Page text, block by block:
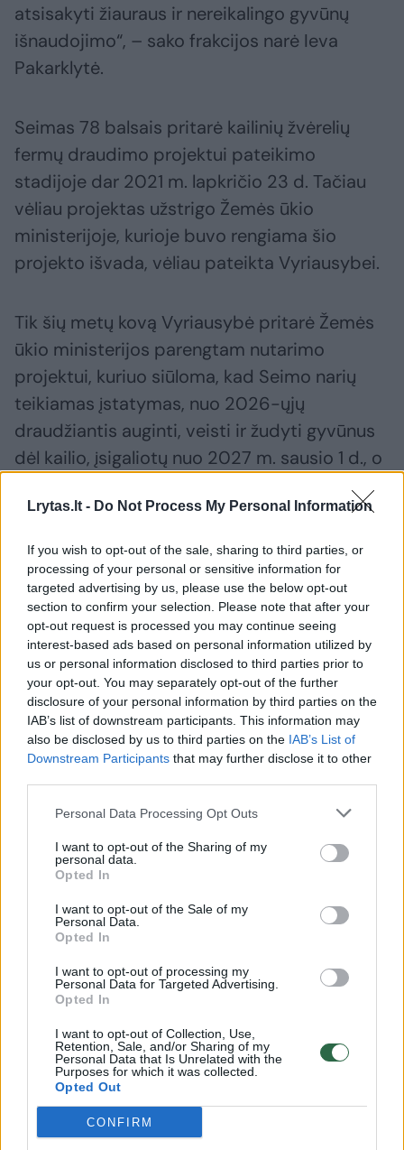
Lrytas.lt - Do Not Process My Personal Information
If you wish to opt-out of the sale, sharing to third parties, or
processing of your personal or sensitive information for
targeted advertising by us, please use the below opt-out
section to confirm your selection. Please note that after your
opt-out request is processed you may continue seeing
interest-based ads based on personal information utilized by
us or personal information disclosed to third parties prior to
your opt-out. You may separately opt-out of the further
disclosure of your personal information by third parties on the
IAB’s list of downstream participants. This information may
also be disclosed by us to third parties on the IAB’s List of
Downstream Participants that may further disclose it to other
Personal Data Processing Opt Outs
I want to opt-out of the Sharing of my
personal data.
Opted In
I want to opt-out of the Sale of my
Personal Data.
Opted In
I want to opt-out of processing my
Personal Data for Targeted Advertising.
Opted In
I want to opt-out of Collection, Use,
Retention, Sale, and/or Sharing of my
Personal Data that Is Unrelated with the
Purposes for which it was collected.
Opted Out
CONFIRM
atsisakyti žiauraus ir nereikalingo gyvūnų
išnaudojimo“, – sako frakcijos narė Ieva
Pakarklytė.
Seimas 78 balsais pritarė kailinių žvėrelių
fermų draudimo projektui pateikimo
stadijoje dar 2021 m. lapkričio 23 d. Tačiau
vėliau projektas užstrigo Žemės ūkio
ministerijoje, kurioje buvo rengiama šio
projekto išvada, vėliau pateikta Vyriausybei.
Tik šių metų kovą Vyriausybė pritarė Žemės
ūkio ministerijos parengtam nutarimo
projektui, kuriuo siūloma, kad Seimo narių
teikiamas įstatymas, nuo 2026-ųjų
draudžiantis auginti, veisti ir žudyti gyvūnus
dėl kailio, įsigaliotų nuo 2027 m. sausio 1 d., o
skiriamos kompensacijos.
Gyvūnų teisių gynėjai: kailių fermos Lietuvoje
turi būti uždraustos
Naujienų agentūra ELTA jau rašė apie gyvūnų
apsaugos organizacijos „Tušti narvai“
pristatyta tyrimą, kuris atskleidžia žiaurią
Lietuvoje dėl puošmenų kankinamų gyvūnų
realybę.
„Montuodami vaizdus, tai darantys žmonės
ne kartą turėjo keistis. Kadrai tiesiog per
žiaurūs, tad žiūrintiems žmonėms emociškai
buvo per sunku“, – apie užfiksuotus vaizdus
pranešime žiniasklaidai rašė „Tuščių narvų“
vadovė Gabrielė Vaitkevičiūtė.
kailių fermų (filmuota 2019–2023 m.) matomi
kraupūs gyvūnų gerovės pažeidimai. Jie
užfiksuoti Mažeikių, Prienų, Panevėžio,
Ukmergės, Kelmės, Šiaulių ir Kauno rajonuose